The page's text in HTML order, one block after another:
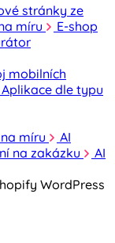
stránky ze
míru
E-shop
mobilních
Aplikace dle typu
míru
AI
na zakázku
AI
WordPress